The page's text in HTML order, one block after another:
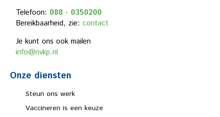
Telefoon: 088 - 0350200
Bereikbaarheid, zie: contact
Je kunt ons ook mailen
info@nvkp.nl
Onze diensten
Steun ons werk
Vaccineren is een keuze